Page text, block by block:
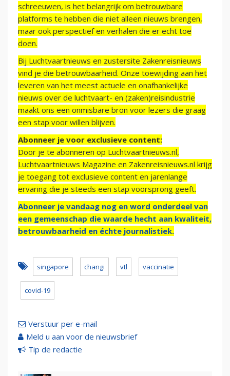
schreeuwen, is het belangrijk om betrouwbare
platforms te hebben die niet alleen nieuws brengen,
maar ook perspectief en verhalen die er echt toe
doen.
Bij Luchtvaartnieuws en zustersite Zakenreisnieuws
vind je die betrouwbaarheid. Onze toewijding aan het
leveren van het meest actuele en onafhankelijke
nieuws over de luchtvaart- en (zaken)reisindustrie
maakt ons een onmisbare bron voor lezers die graag
een stap voor willen blijven.
Abonneer je voor exclusieve content:
Door je te abonneren op Luchtvaartnieuws.nl,
Luchtvaartnieuws Magazine en Zakenreisnieuws.nl krijg
je toegang tot exclusieve content en jarenlange
ervaring die je steeds een stap voorsprong geeft.
Abonneer je vandaag nog en word onderdeel van
een gemeenschap die waarde hecht aan kwaliteit,
betrouwbaarheid en échte journalistiek.
singapore changi vtl vaccinatie
covid-19
Verstuur per e-mail
Meld u aan voor de nieuwsbrief
Tip de redactie